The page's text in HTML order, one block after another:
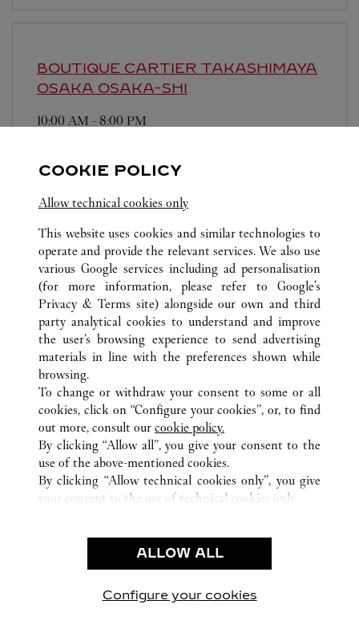
BOUTIQUE CARTIER TAKASHIMAYA
OSAKA OSAKA-SHI
10:00 AM - 8:00 PM
営業時間は変更になる場合がございます。
ALL CARTIER LOCATIONS JAPAN
OSAKA
OSAKA-SHI
北区角田町8-7
CUSTOMER CARE
CONTACT US
OUR COMPANY
CAREERS
FIND A BOUTIQUE
PRIVACY POLICY
CONDITIONS OF SALE
COOKIE POLICY
Allow technical cookies only
This website uses cookies and similar technologies to
operate and provide the relevant services. We also use
various Google services including ad personalisation
(for more information, please refer to Google's
Privacy & Terms site) alongside our own and third
party analytical cookies to understand and improve
the user’s browsing experience to send advertising
materials in line with the preferences shown while
browsing.
To change or withdraw your consent to some or all
cookies, click on “Configure your cookies”, or, to find
out more, consult our cookie policy.
By clicking “Allow all”, you give your consent to the
use of the above-mentioned cookies.
By clicking “Allow technical cookies only”, you give
your consent to the use of technical cookies only.
ALLOW ALL
Configure your cookies